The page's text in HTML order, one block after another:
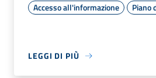
Accesso all'informazione Piano
LEGGI DI PIÙ